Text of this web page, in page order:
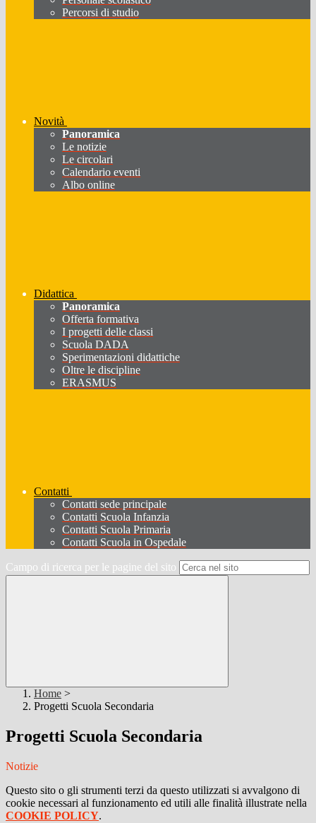
Percorsi di studio
Novità
Panoramica
Le notizie
Le circolari
Calendario eventi
Albo online
Didattica
Panoramica
Offerta formativa
I progetti delle classi
Scuola DADA
Sperimentazioni didattiche
Oltre le discipline
ERASMUS
Contatti
Contatti sede principale
Contatti Scuola Infanzia
Contatti Scuola Primaria
Contatti Scuola in Ospedale
Campo di ricerca per le pagine del sito
Home >
Progetti Scuola Secondaria
Progetti Scuola Secondaria
Notizie
Questo sito o gli strumenti terzi da questo utilizzati si avvalgono di
cookie necessari al funzionamento ed utili alle finalità illustrate nella
COOKIE POLICY.